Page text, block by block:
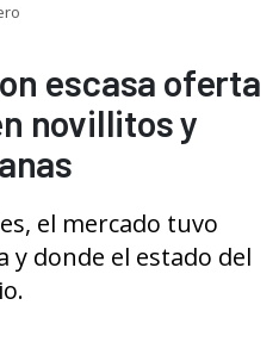
escasa oferta
novillitos y
el mercado tuvo
donde el estado del